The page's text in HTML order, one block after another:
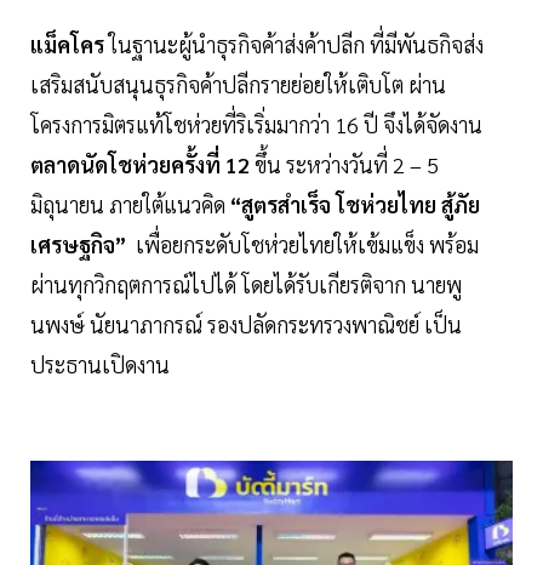
แม็คโครในฐานะผู้นำธุรกิจค้าส่งค้าปลีก ที่มีพันธกิจส่ง
เสริมสนับสนุนธุรกิจค้าปลีกรายย่อยให้เติบโต ผ่าน
โครงการมิตรแท้โชห่วยที่ริเริ่มมากว่า 16 ปี จึงได้จัดงาน
ตลาดนัดโชห่วยครั้งที่ 12 ขึ้น ระหว่างวันที่ 2 – 5
มิถุนายน ภายใต้แนวคิด “สูตรสำเร็จ โชห่วยไทย สู้ภัย
เศรษฐกิจ” เพื่อยกระดับโชห่วยไทยให้เข้มแข็ง พร้อม
ผ่านทุกวิกฤตการณ์ไปได้ โดยได้รับเกียรติจาก นายพู
นพงษ์ นัยนาภากรณ์ รองปลัดกระทรวงพาณิชย์ เป็น
ประธานเปิดงาน